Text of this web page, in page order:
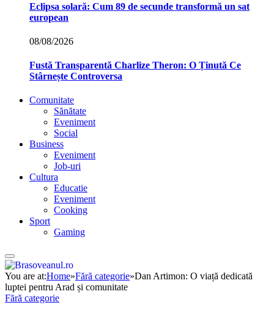
Eclipsa solară: Cum 89 de secunde transformă un sat
european
08/08/2026
Fustă Transparentă Charlize Theron: O Ținută Ce
Stârnește Controversa
Comunitate
Sănătate
Eveniment
Social
Business
Eveniment
Job-uri
Cultura
Educatie
Eveniment
Cooking
Sport
Gaming
You are at:Home»Fără categorie»Dan Artimon: O viață dedicată
luptei pentru Arad și comunitate
Fără categorie